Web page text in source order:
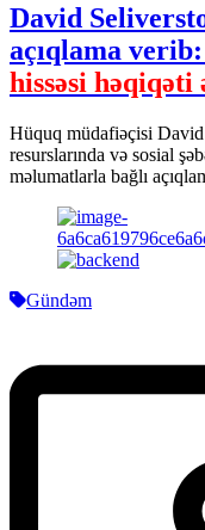
David
açıqlama verib:
hissəsi
Hüquq müdafiəçisi
resurslarında və sosial
məlumatlarla bağlı
Gündəm